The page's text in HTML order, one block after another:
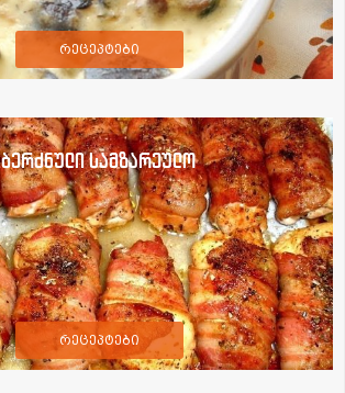
რეცეპტები
ბერძნული სამზარეულო
რეცეპტები